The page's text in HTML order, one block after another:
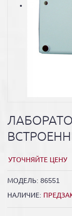
УТОЧНЯЙТЕ ЦЕНУ
МОДЕЛЬ: 86551
НАЛИЧИЕ: